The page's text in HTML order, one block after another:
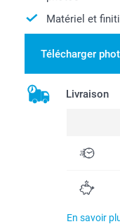
Matériel et
Télécharger
Livraison
En savoir